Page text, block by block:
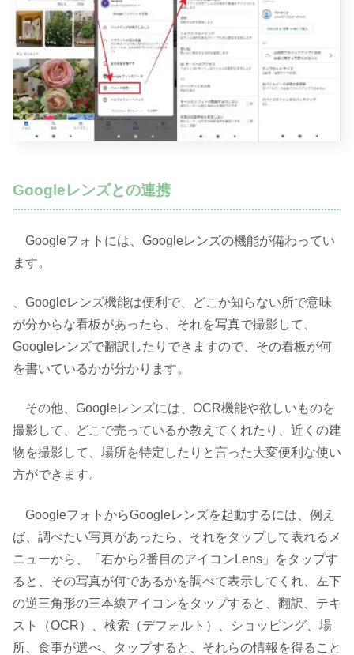
Googleレンズとの連携
Googleフォトには、Googleレンズの機能が備わってい
ます。
、Googleレンズ機能は便利で、どこか知らない所で意味
が分からな看板があったら、それを写真で撮影して、
Googleレンズで翻訳したりできますので、その看板が何
を書いているかが分かります。
その他、Googleレンズには、OCR機能や欲しいものを
撮影して、どこで売っているか教えてくれたり、近くの建
物を撮影して、場所を特定したりと言った大変便利な使い
方ができます。
GoogleフォトからGoogleレンズを起動するには、例え
ば、調べたい写真があったら、それをタップして表れるメ
ニューから、「右から2番目のアイコンLens」をタップす
ると、その写真が何であるかを調べて表示してくれ、左下
の逆三角形の三本線アイコンをタップすると、翻訳、テキ
スト（OCR）、検索（デフォルト）、ショッピング、場
所、食事が選べ、タップすると、それらの情報を得ること